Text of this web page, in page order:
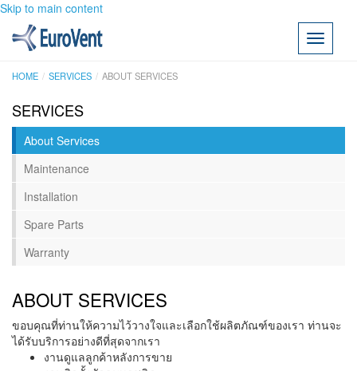
Skip to main content
Toggle
HOME SERVICES ABOUT SERVICES
SERVICES
About Services
Maintenance
Installation
Spare Parts
Warranty
ABOUT SERVICES
ขอบคุณที่ท่านให้ความไว้วางใจและเลือกใช้ผลิตภัณฑ์ของเรา ท่านจะ
ได้รับบริการอย่างดีที่สุดจากเรา
งานดูแลลูกค้าหลังการขาย